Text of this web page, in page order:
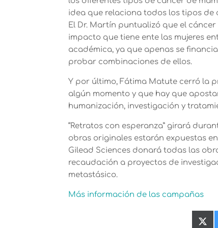
idea que relaciona todos los tipos de
El Dr. Martín puntualizó que el
impacto que tiene ente las mujeres
académica, ya que apenas se
probar combinaciones de ellos.
Y por último, Fátima Matute cerró la
algún momento y que hay que
humanización, investigación y
“Retratos con esperanza” girará
obras originales estarán expuestas
Gilead Sciences donará todas las
recaudación a proyectos de
metastásico.
Más información de las campañas